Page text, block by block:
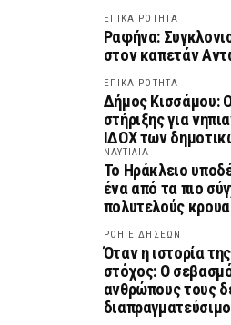
ΕΠΙΚΑΙΡΟΤΗΤΑ
Ραφήνα:
στον καπετάν
ΕΠΙΚΑΙΡΟΤΗΤΑ
Δήμος Κισσάμου:
στήριξης για
ΙΔΟΧ των
ΝΑΥΤΙΛΙΑ
Το Ηράκλειο
ένα από τα πιο
πολυτελούς
ΡΟΗ ΕΙΔΗΣΕΩΝ
Όταν η ιστορία
στόχος: Ο
ανθρώπους τους